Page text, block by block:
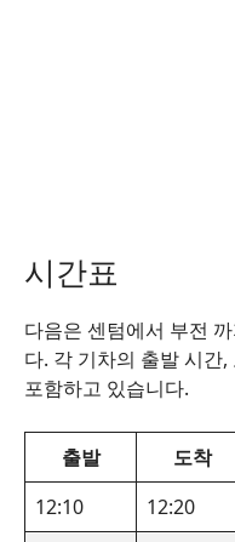
시간표
다음은 센텀에서 부전
다. 각 기차의 출발 시간
포함하고 있습니다.
출발 도착
12:10
12:20